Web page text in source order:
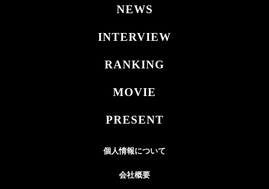
NEWS
INTERVIEW
RANKING
MOVIE
PRESENT
個人情報について
会社概要